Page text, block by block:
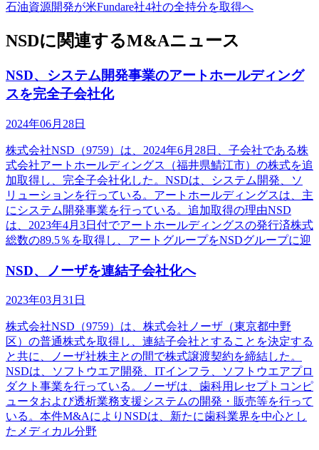
石油資源開発が米Fundare社4社の全持分を取得へ
NSDに関連するM&Aニュース
NSD、システム開発事業のアートホールディング
スを完全子会社化
2024年06月28日
株式会社NSD（9759）は、2024年6月28日、子会社である株
式会社アートホールディングス（福井県鯖江市）の株式を追
加取得し、完全子会社化した。NSDは、システム開発、ソ
リューションを行っている。アートホールディングスは、主
にシステム開発事業を行っている。追加取得の理由NSD
は、2023年4月3日付でアートホールディングスの発行済株式
総数の89.5％を取得し、アートグループをNSDグループに迎
NSD、ノーザを連結子会社化へ
2023年03月31日
株式会社NSD（9759）は、株式会社ノーザ（東京都中野
区）の普通株式を取得し、連結子会社とすることを決定する
と共に、ノーザ社株主との間で株式譲渡契約を締結した。
NSDは、ソフトウエア開発、ITインフラ、ソフトウエアプロ
ダクト事業を行っている。ノーザは、歯科用レセプトコンピ
ュータおよび透析業務支援システムの開発・販売等を行って
いる。本件M&AによりNSDは、新たに歯科業界を中心とし
たメディカル分野